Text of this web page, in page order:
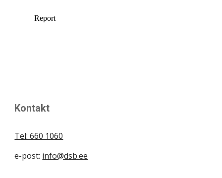
Kontakt
Tel: 660 1060
e-post: info@dsb.ee